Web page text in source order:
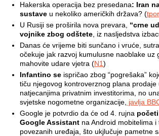
Hakerska operacija bez presedana: Iran
sustave u nekoliko američkih država? (
U Rusiji se proširila nova prevara, “crne
vojnike zbog odštete , iz nasljedstva
Danas će vrijeme biti sunčano i vruće,
očekuje jak razvoj kumulusne naoblake uz
mahovite udare vjetra (N1)
Infantino se ispričao zbog “pogrešaka”
tiču njegovog kontroverznog plana prodaje
natjecanjima privatnim investitorima, no
svjetske nogometne organizacije, javlja
Google je potvrdio da će od 4. rujna
Google Assistant na Android mobitelima
povezanih uređaja, što ukjlučuje pametne